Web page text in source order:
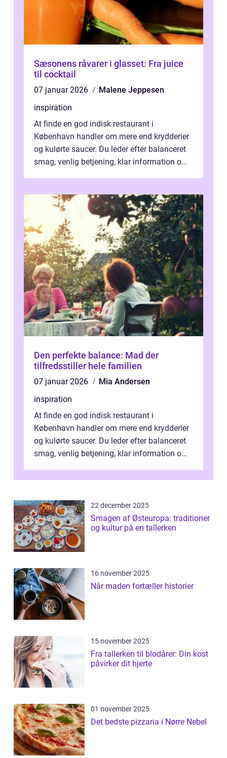
Sæsonens råvarer i glasset: Fra juice
til cocktail
07 januar 2026
Malene Jeppesen
inspiration
At finde en god indisk restaurant i
København handler om mere end krydderier
og kulørte saucer. Du leder efter balanceret
smag, venlig betjening, klar information om
Den perfekte balance: Mad der
tilfredsstiller hele familien
07 januar 2026
Mia Andersen
inspiration
At finde en god indisk restaurant i
København handler om mere end krydderier
og kulørte saucer. Du leder efter balanceret
smag, venlig betjening, klar information om
22 december 2025
Smagen af Østeuropa: traditioner
og kultur på en tallerken
16 november 2025
Når maden fortæller historier
15 november 2025
Fra tallerken til blodårer: Din kost
påvirker dit hjerte
01 november 2025
Det bedste pizzaria i Nørre Nebel